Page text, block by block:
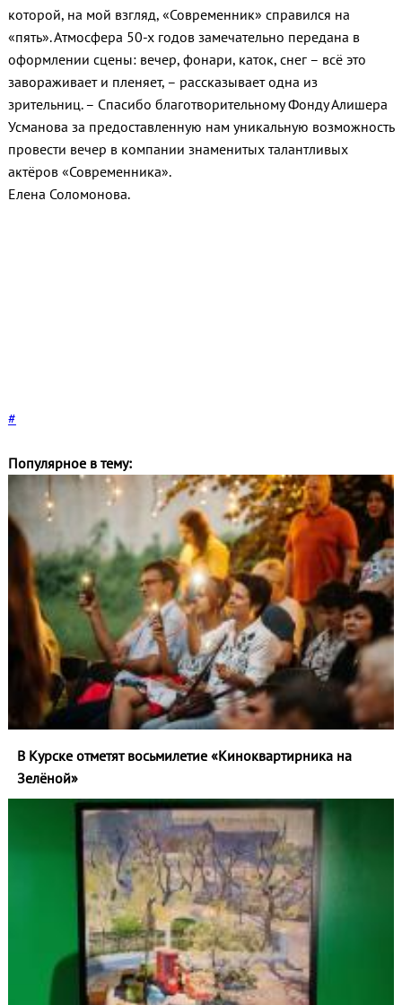
которой, на мой взгляд, «Современник» справился на
«пять». Атмосфера 50-х годов замечательно передана в
оформлении сцены: вечер, фонари, каток, снег – всё это
завораживает и пленяет, – рассказывает одна из
зрительниц. – Спасибо благотворительному Фонду Алишера
Усманова за предоставленную нам уникальную возможность
провести вечер в компании знаменитых талантливых
актёров «Современника».
Елена Соломонова.
#
Популярное в тему:
В Курске отметят восьмилетие «Киноквартирника на
Зелёной»